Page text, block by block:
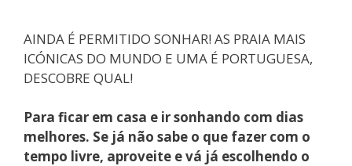
AINDA É PERMITIDO SONHAR! AS PRAIA MAIS
ICÓNICAS DO MUNDO E UMA É PORTUGUESA,
DESCOBRE QUAL!
Para ficar em casa e ir sonhando com dias
melhores. Se já não sabe o que fazer com o
tempo livre, aproveite e vá já escolhendo o